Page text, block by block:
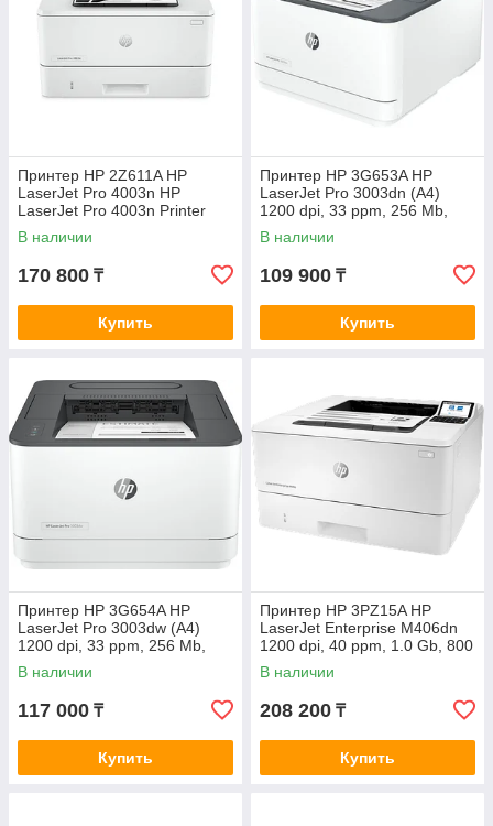
Принтер HP 2Z611A HP
LaserJet Pro 4003n HP
LaserJet Pro 4003n Printer
В наличии
170 800 ₸
Купить
Принтер HP 3G653A HP
LaserJet Pro 3003dn (A4)
1200 dpi, 33 ppm, 256 Mb,
800 MHz, tray 250,
USB+Ethernet, Print Duplex,
В наличии
109 900 ₸
Купить
Принтер HP 3G654A HP
LaserJet Pro 3003dw (A4)
1200 dpi, 33 ppm, 256 Mb,
800 MHz, tray 250,
USB+Ethernet+WiFi, Print
В наличии
117 000 ₸
Купить
Принтер HP 3PZ15A HP
LaserJet Enterprise M406dn
1200 dpi, 40 ppm, 1.0 Gb, 800
MHz, tray 100+250,
USB+Ethernet, Duplex, Duty
В наличии
208 200 ₸
Купить